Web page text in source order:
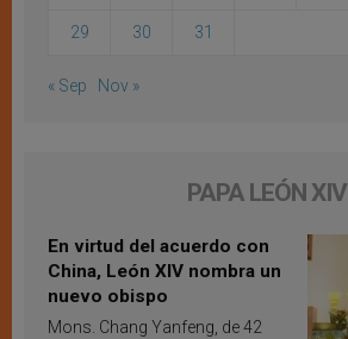
29 30 31
« Sep Nov »
PAPA LEÓN XIV
En virtud del acuerdo con
China, León XIV nombra un
nuevo obispo
Mons. Chang Yanfeng, de 42